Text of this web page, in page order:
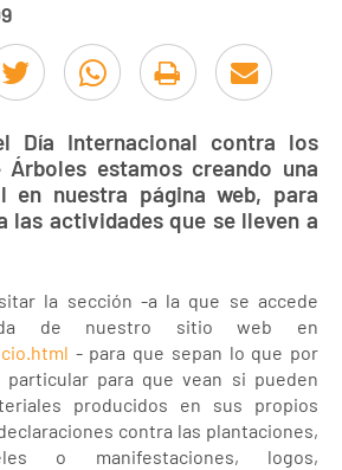
Día Internacional contra los
Árboles estamos creando una
en nuestra página web, para
las actividades que se lleven a
la sección -a la que se accede
de nuestro sitio web en
- para que sepan lo que por
para que vean si pueden
producidos en sus propios
contra las plantaciones,
o manifestaciones, logos,